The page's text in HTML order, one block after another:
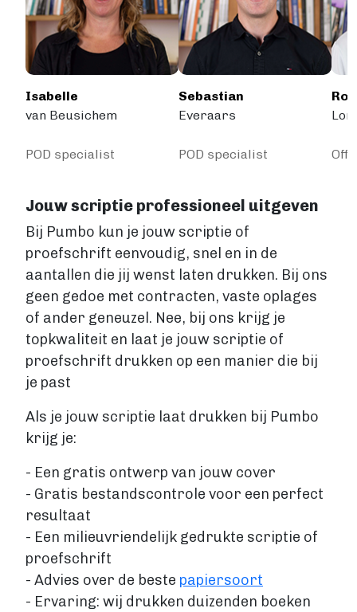
Isabelle
van Beusichem
POD specialist
Sebastian
Everaars
POD specialist
Jouw scriptie professioneel uitgeven
Bij Pumbo kun je jouw scriptie of
proefschrift eenvoudig, snel en in de
aantallen die jij wenst laten drukken. Bij ons
geen gedoe met contracten, vaste oplages
of ander geneuzel. Nee, bij ons krijg je
topkwaliteit en laat je jouw scriptie of
proefschrift drukken op een manier die bij
je past
Als je jouw scriptie laat drukken bij Pumbo
krijg je:
- Een gratis ontwerp van jouw cover
- Gratis bestandscontrole voor een perfect
resultaat
- Een milieuvriendelijk gedrukte scriptie of
proefschrift
- Advies over de beste papiersoort
- Ervaring: wij drukken duizenden boeken